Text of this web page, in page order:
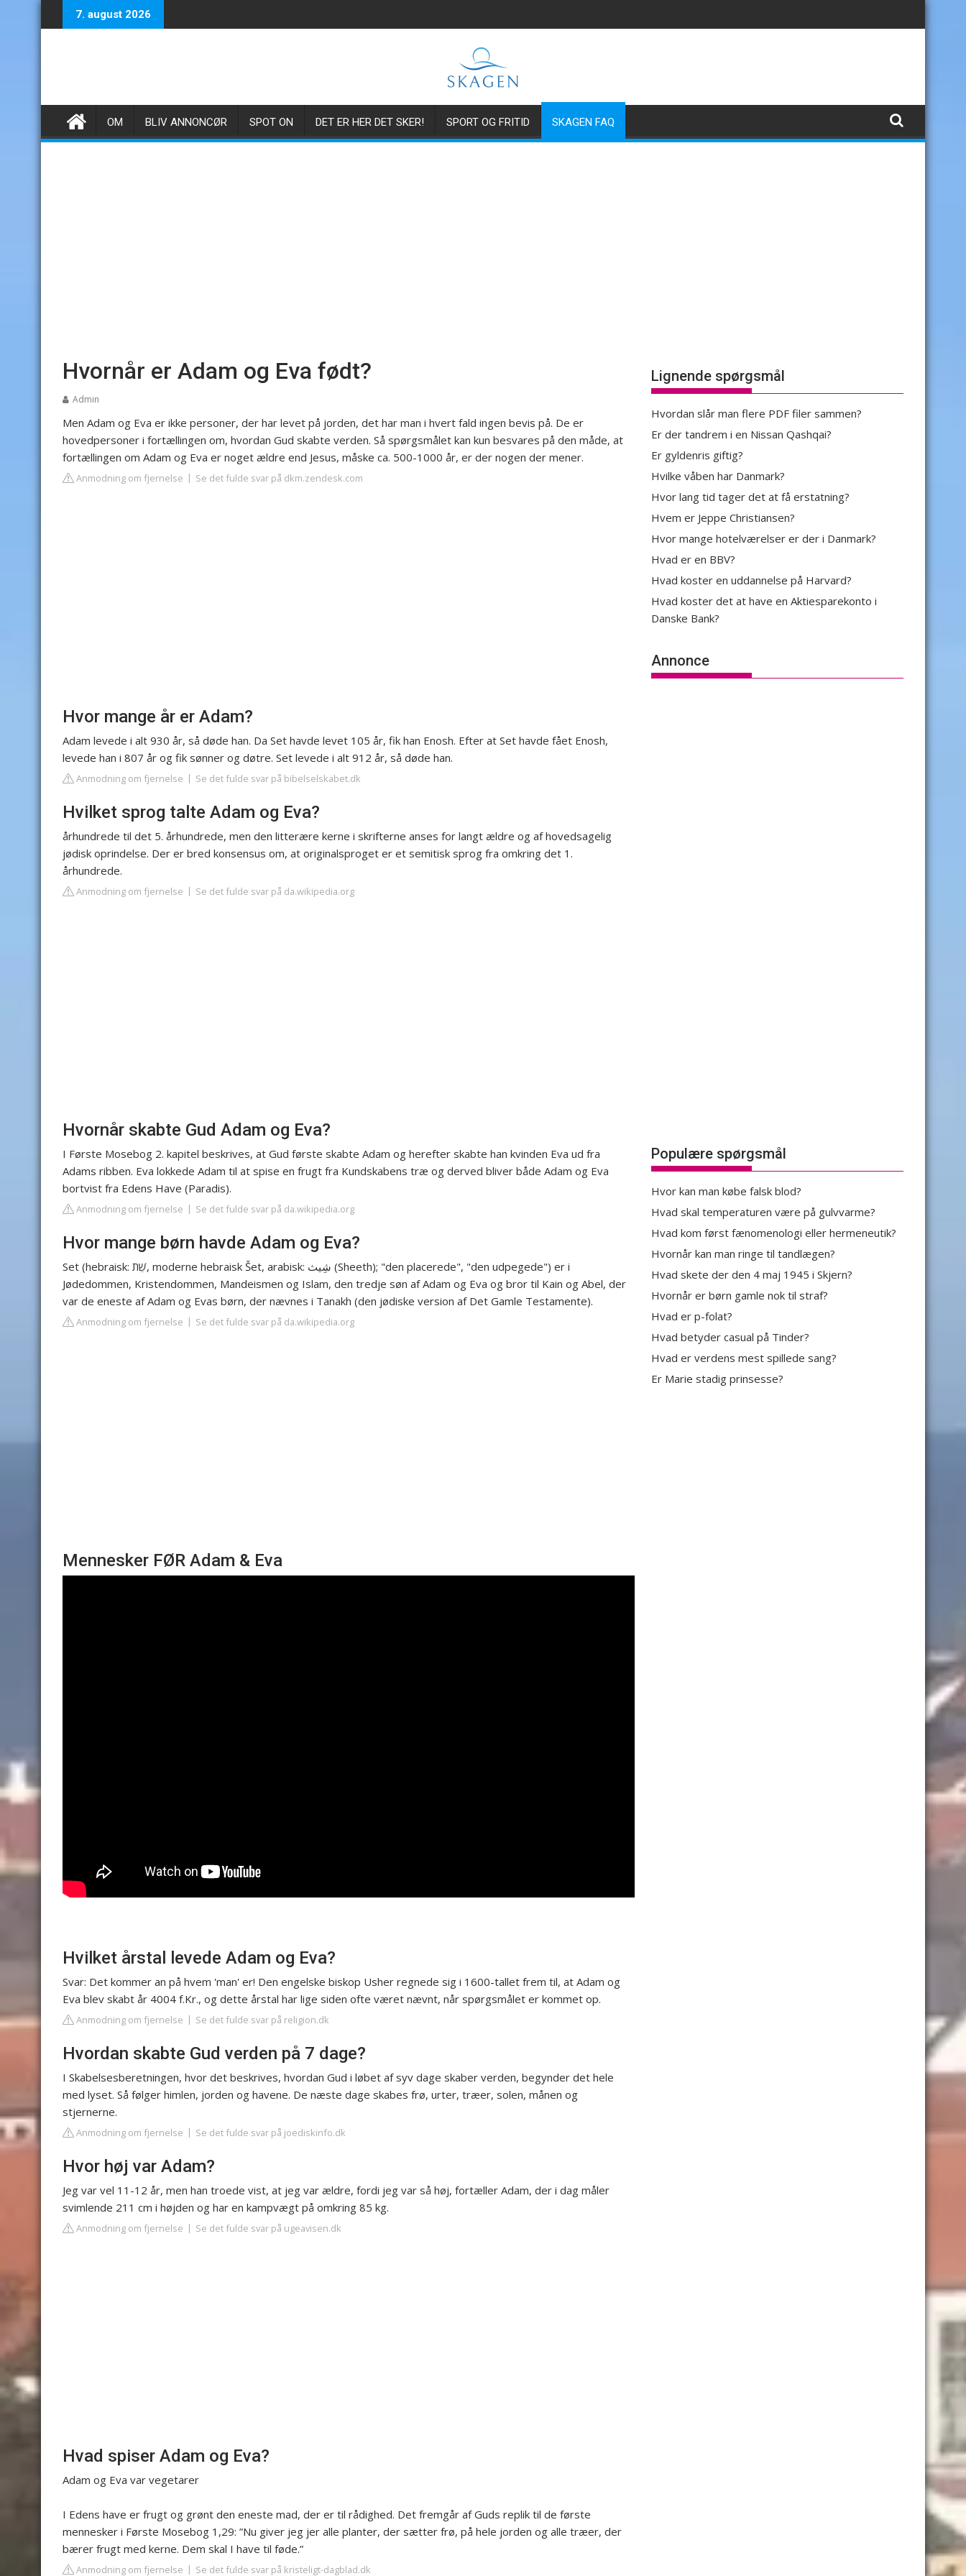
to
7. august 2026
OM BLIV ANNONCØR SPOT ON DET ER HER DET SKER! SPORT OG FRITID SKAGEN FAQ
Hvornår er Adam og Eva født?
Admin
Men Adam og Eva er ikke personer, der har levet på jorden, det har man i hvert fald ingen bevis på. De er
hovedpersoner i fortællingen om, hvordan Gud skabte verden. Så spørgsmålet kan kun besvares på den måde, at
fortællingen om Adam og Eva er noget ældre end Jesus, måske ca. 500-1000 år, er der nogen der mener.
Anmodning om fjernelse Se det fulde svar på dkm.zendesk.com
Hvor mange år er Adam?
Adam levede i alt 930 år, så døde han. Da Set havde levet 105 år, fik han Enosh. Efter at Set havde fået Enosh,
levede han i 807 år og fik sønner og døtre. Set levede i alt 912 år, så døde han.
Anmodning om fjernelse Se det fulde svar på bibelselskabet.dk
Hvilket sprog talte Adam og Eva?
århundrede til det 5. århundrede, men den litterære kerne i skrifterne anses for langt ældre og af hovedsagelig
jødisk oprindelse. Der er bred konsensus om, at originalsproget er et semitisk sprog fra omkring det 1.
århundrede.
Anmodning om fjernelse Se det fulde svar på da.wikipedia.org
Hvornår skabte Gud Adam og Eva?
I Første Mosebog 2. kapitel beskrives, at Gud første skabte Adam og herefter skabte han kvinden Eva ud fra
Adams ribben. Eva lokkede Adam til at spise en frugt fra Kundskabens træ og derved bliver både Adam og Eva
bortvist fra Edens Have (Paradis).
Anmodning om fjernelse Se det fulde svar på da.wikipedia.org
Hvor mange børn havde Adam og Eva?
Set (hebraisk: שֵׁת, moderne hebraisk Šet, arabisk: شِيث (Sheeth); "den placerede", "den udpegede") er i
Jødedommen, Kristendommen, Mandeismen og Islam, den tredje søn af Adam og Eva og bror til Kain og Abel, der
var de eneste af Adam og Evas børn, der nævnes i Tanakh (den jødiske version af Det Gamle Testamente).
Anmodning om fjernelse Se det fulde svar på da.wikipedia.org
Mennesker FØR Adam & Eva
Hvilket årstal levede Adam og Eva?
Svar: Det kommer an på hvem 'man' er! Den engelske biskop Usher regnede sig i 1600-tallet frem til, at Adam og
Eva blev skabt år 4004 f.Kr., og dette årstal har lige siden ofte været nævnt, når spørgsmålet er kommet op.
Anmodning om fjernelse Se det fulde svar på religion.dk
Hvordan skabte Gud verden på 7 dage?
I Skabelsesberetningen, hvor det beskrives, hvordan Gud i løbet af syv dage skaber verden, begynder det hele
med lyset. Så følger himlen, jorden og havene. De næste dage skabes frø, urter, træer, solen, månen og
stjernerne.
Anmodning om fjernelse Se det fulde svar på joediskinfo.dk
Hvor høj var Adam?
Jeg var vel 11-12 år, men han troede vist, at jeg var ældre, fordi jeg var så høj, fortæller Adam, der i dag måler
svimlende 211 cm i højden og har en kampvægt på omkring 85 kg.
Anmodning om fjernelse Se det fulde svar på ugeavisen.dk
Hvad spiser Adam og Eva?
Adam og Eva var vegetarer
I Edens have er frugt og grønt den eneste mad, der er til rådighed. Det fremgår af Guds replik til de første
mennesker i Første Mosebog 1,29: ”Nu giver jeg jer alle planter, der sætter frø, på hele jorden og alle træer, der
bærer frugt med kerne. Dem skal I have til føde.”
Anmodning om fjernelse Se det fulde svar på kristeligt-dagblad.dk
Lignende spørgsmål
Hvordan slår man flere PDF filer sammen?
Er der tandrem i en Nissan Qashqai?
Er gyldenris giftig?
Hvilke våben har Danmark?
Hvor lang tid tager det at få erstatning?
Hvem er Jeppe Christiansen?
Hvor mange hotelværelser er der i Danmark?
Hvad er en BBV?
Hvad koster en uddannelse på Harvard?
Hvad koster det at have en Aktiesparekonto i
Danske Bank?
Annonce
Populære spørgsmål
Hvor kan man købe falsk blod?
Hvad skal temperaturen være på gulvvarme?
Hvad kom først fænomenologi eller hermeneutik?
Hvornår kan man ringe til tandlægen?
Hvad skete der den 4 maj 1945 i Skjern?
Hvornår er børn gamle nok til straf?
Hvad er p-folat?
Hvad betyder casual på Tinder?
Hvad er verdens mest spillede sang?
Er Marie stadig prinsesse?